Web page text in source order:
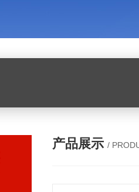
产品展示 /